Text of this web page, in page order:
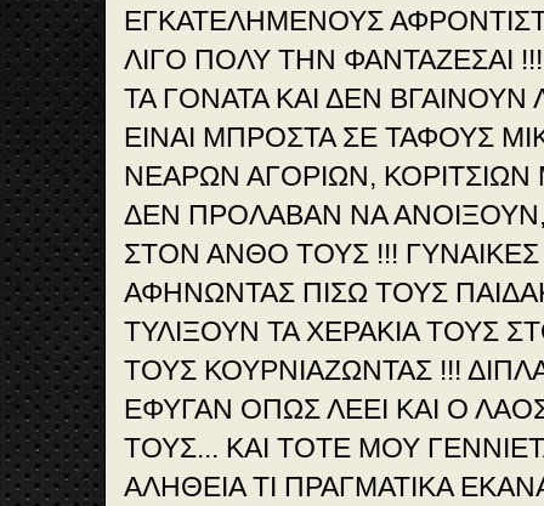
ΕΓΚΑΤΕΛΗΜΕΝΟΥΣ
ΛΙΓΟ ΠΟΛΥ ΤΗΝ ΦΑΝΤΑΖΕΣΑΙ
ΤΑ ΓΟΝΑΤΑ ΚΑΙ ΔΕΝ ΒΓΑΙΝΟΥΝ
ΕΙΝΑΙ ΜΠΡΟΣΤΑ ΣΕ ΤΑΦΟΥΣ
ΝΕΑΡΩΝ ΑΓΟΡΙΩΝ,
ΔΕΝ ΠΡΟΛΑΒΑΝ ΝΑ
ΣΤΟΝ ΑΝΘΟ ΤΟΥΣ !!!
ΑΦΗΝΩΝΤΑΣ ΠΙΣΩ ΤΟΥΣ
ΤΥΛΙΞΟΥΝ ΤΑ ΧΕΡΑΚΙΑ ΤΟΥΣ
ΤΟΥΣ ΚΟΥΡΝΙΑΖΩΝΤΑΣ !!!
ΕΦΥΓΑΝ ΟΠΩΣ ΛΕΕΙ ΚΑΙ Ο
ΤΟΥΣ... ΚΑΙ ΤΟΤΕ ΜΟΥ
ΑΛΗΘΕΙΑ ΤΙ ΠΡΑΓΜΑΤΙΚΑ